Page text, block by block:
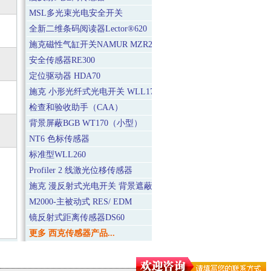
MSL多光束光电安全开关
全新二维条码阅读器Lector®620
施克磁性气缸开关NAMUR MZR2
安全传感器RE300
定位驱动器 HDA70
施克 小形光纤式光电开关 WLL170-2
检查和验收助手（CAA）
背景屏蔽BGB WT170（小型）
NT6 色标传感器
标准型WLL260
Profiler 2 线激光位移传感器
施克 漫反射式光电开关 背景遮蔽BGS WT9L Laser(小型)
M2000-主被动式 RES/ EDM
镜反射式距离传感器DS60
更多 西克传感器产品...